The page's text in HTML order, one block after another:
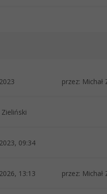
przez: Michał
Zieliński
09:34
13:13 przez: Michał